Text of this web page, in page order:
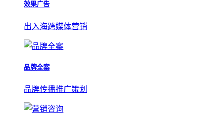
效果广告
出入海跨媒体营销
品牌全案
品牌传播推广策划